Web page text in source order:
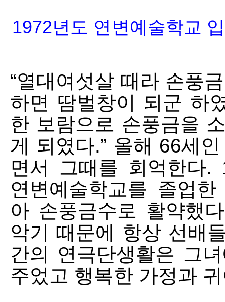
1972년도 연변예술학교
“열대여섯살 때라 손풍
하면 땀벌창이 되군 하
한 보람으로 손풍금을
게 되였다.” 올해 66세
면서 그때를 회억한다.
연변예술학교를 졸업
아 손풍금수로 활약했
악기 때문에 항상 선배
간의 연극단생활은 그
주었고 행복한 가정과